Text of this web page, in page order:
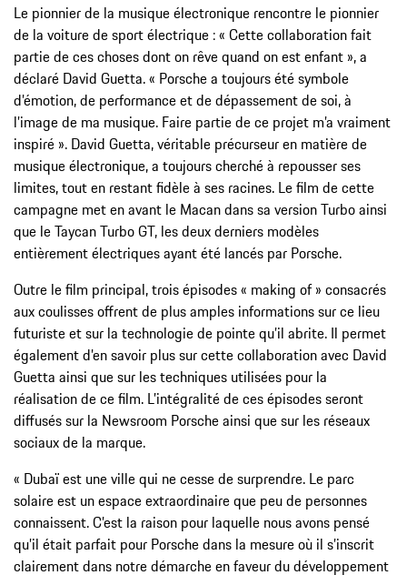
Le pionnier de la musique électronique rencontre le pionnier
de la voiture de sport électrique : « Cette collaboration fait
partie de ces choses dont on rêve quand on est enfant », a
déclaré David Guetta. « Porsche a toujours été symbole
d’émotion, de performance et de dépassement de soi, à
l’image de ma musique. Faire partie de ce projet m’a vraiment
inspiré ». David Guetta, véritable précurseur en matière de
musique électronique, a toujours cherché à repousser ses
limites, tout en restant fidèle à ses racines. Le film de cette
campagne met en avant le Macan dans sa version Turbo ainsi
que le Taycan Turbo GT, les deux derniers modèles
entièrement électriques ayant été lancés par Porsche.
Outre le film principal, trois épisodes « making of » consacrés
aux coulisses offrent de plus amples informations sur ce lieu
futuriste et sur la technologie de pointe qu’il abrite. Il permet
également d’en savoir plus sur cette collaboration avec David
Guetta ainsi que sur les techniques utilisées pour la
réalisation de ce film. L’intégralité de ces épisodes seront
diffusés sur la Newsroom Porsche ainsi que sur les réseaux
sociaux de la marque.
« Dubaï est une ville qui ne cesse de surprendre. Le parc
solaire est un espace extraordinaire que peu de personnes
connaissent. C’est la raison pour laquelle nous avons pensé
qu’il était parfait pour Porsche dans la mesure où il s’inscrit
clairement dans notre démarche en faveur du développement